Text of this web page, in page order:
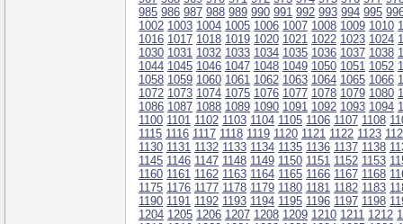
985 986 987 988 989 990 991 992 993 994 995
1002 1003 1004 1005 1006 1007 1008 1009 1010
1016 1017 1018 1019 1020 1021 1022 1023 1024
1030 1031 1032 1033 1034 1035 1036 1037 1038
1044 1045 1046 1047 1048 1049 1050 1051 1052
1058 1059 1060 1061 1062 1063 1064 1065 1066
1072 1073 1074 1075 1076 1077 1078 1079 1080
1086 1087 1088 1089 1090 1091 1092 1093 1094
1100 1101 1102 1103 1104 1105 1106 1107 1108
1115 1116 1117 1118 1119 1120 1121 1122 1123
1130 1131 1132 1133 1134 1135 1136 1137 1138
1145 1146 1147 1148 1149 1150 1151 1152 1153
1160 1161 1162 1163 1164 1165 1166 1167 1168
1175 1176 1177 1178 1179 1180 1181 1182 1183
1190 1191 1192 1193 1194 1195 1196 1197 1198
1204 1205 1206 1207 1208 1209 1210 1211 1212